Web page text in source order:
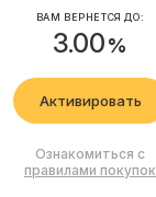
ВАМ ВЕРНЕТСЯ ДО:
3.00%
Активировать
Ознакомиться с
правилами покупок